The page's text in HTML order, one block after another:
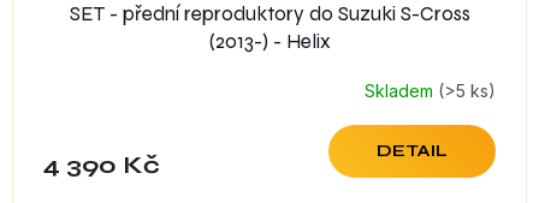
SET - přední reproduktory do Suzuki S-Cross
(2013-) - Helix
Skladem (>5 ks)
4 390 Kč DETAIL